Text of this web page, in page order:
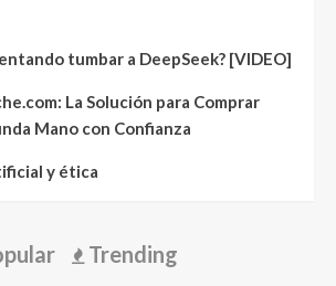
tumbar a DeepSeek? [VIDEO]
La Solución para Comprar
Mano con Confianza
y ética
Trending